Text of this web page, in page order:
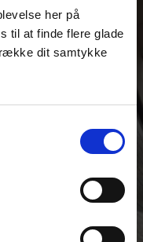
her på
til at finde flere glade
dit samtykke